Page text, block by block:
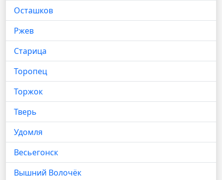
Осташков
Ржев
Старица
Торопец
Торжок
Тверь
Удомля
Весьегонск
Вышний Волочёк